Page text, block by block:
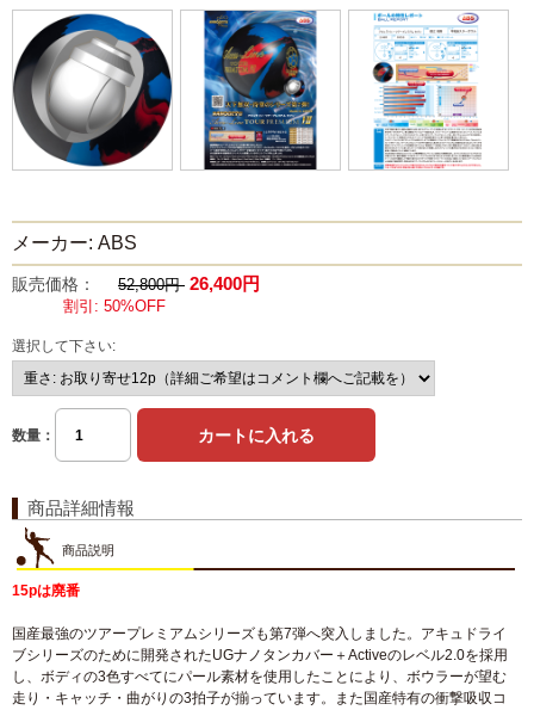
メーカー: ABS
販売価格： 52,800円 26,400円
割引: 50%OFF
選択して下さい:
数量：
商品詳細情報
商品説明
15pは廃番
国産最強のツアープレミアムシリーズも第7弾へ突入しました。アキュドライ
ブシリーズのために開発されたUGナノタンカバー＋Activeのレベル2.0を採用
し、ボディの3色すべてにパール素材を使用したことにより、ボウラーが望む
走り・キャッチ・曲がりの3拍子が揃っています。また国産特有の衝撃吸収コ